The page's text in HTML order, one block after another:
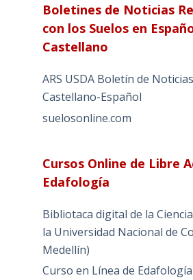
Boletines de Noticias
con los Suelos en
Castellano
ARS USDA Boletín de
Castellano-Español
suelosonline.com
Cursos Online de Libre
Edafología
Bibliotaca digital de la
la Universidad Nacional de
Medellín)
Curso en Línea de